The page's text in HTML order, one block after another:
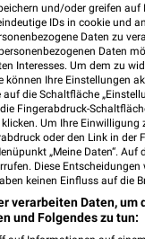
weekli
und/oder greifen
IDs in cookie und
Daten zu
Daten
Interesses. Um dem zu
können Ihre Einstellungen
die Schaltfläche
Fingerabdruck-
Um Ihre Einwilligung
oder den Link in der
„Meine Daten“. Auf
Diese Entscheidungen
keinen Einfluss auf die
verarbeiten Daten, um
und Folgendes zu tun: